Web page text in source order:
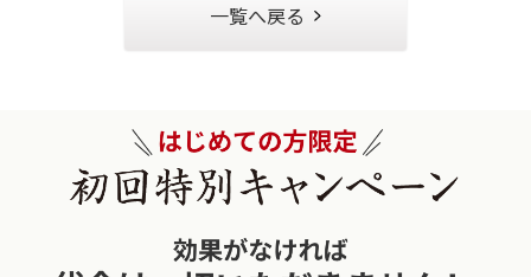
一覧へ戻る